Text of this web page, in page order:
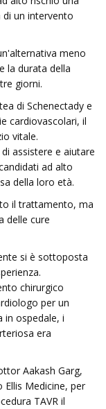
di un intervento
meno
la durata della
giorni.
di Schenectady e
cardiovascolari, il
vitale.
assistere e aiutare
ad alto
della loro età.
il trattamento, ma
delle cure
si è sottoposta
chirurgico
per un
in ospedale, i
era
Aakash Garg,
Medicine, per
TAVR il